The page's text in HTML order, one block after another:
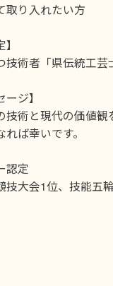
取り入れたい方
術者「県伝統工
ジ】
技術と現代の価値
ば幸いです。
認定
技大会1位、技能五